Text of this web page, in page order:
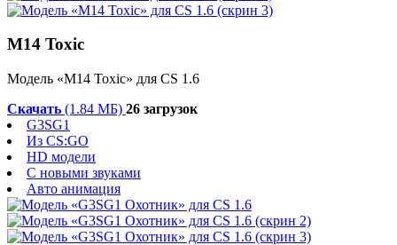
M14 Toxic
Модель «M14 Toxic» для CS 1.6
Скачать (1.84 МБ) 26 загрузок
G3SG1
Из CS:GO
HD модели
С новыми звуками
Авто анимация